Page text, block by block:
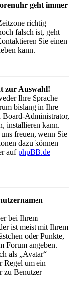
geht immer
richtig
falsch ist, geht
Sie einen
kann.
zur Auswahl!
Ihre Sprache
bislang in Ihre
Board-Administrator,
installieren kann.
freuen, wenn Sie
dazu können
aufphpBB.de
bei Ihrem
ist meist mit Ihrem
oder Punkte,
Forum angeben.
als „Avatar“
Regel um ein
zu Benutzer